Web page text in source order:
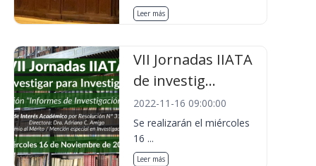
Leer más
VII Jornadas IIATA
de investig...
2022-11-16 09:00:00
Se realizarán el miércoles
16 ...
Leer más